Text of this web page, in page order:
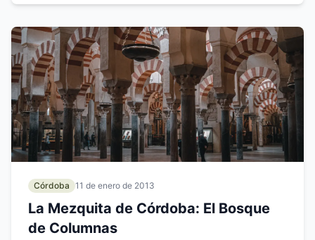
Córdoba 11 de enero de 2013
La Mezquita de Córdoba: El Bosque
de Columnas